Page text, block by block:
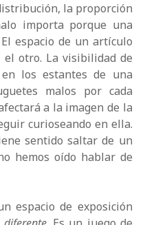
la proporción
importa porque una
espacio de un artículo
otro. La visibilidad de
los estantes de una
malos por cada
a la imagen de la
curioseando en ella.
sentido saltar de un
hemos oído hablar de
espacio de exposición